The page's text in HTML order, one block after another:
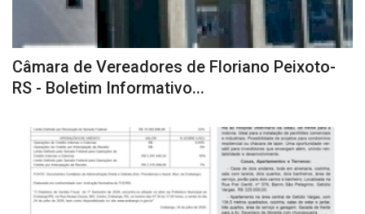
Câmara de Vereadores de Floriano Peixoto-
RS - Boletim Informativo...